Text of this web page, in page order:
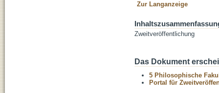
Zur Langanzeige
Zweitveröffentlichung
Das Dokument
5 Philosophische
Portal für